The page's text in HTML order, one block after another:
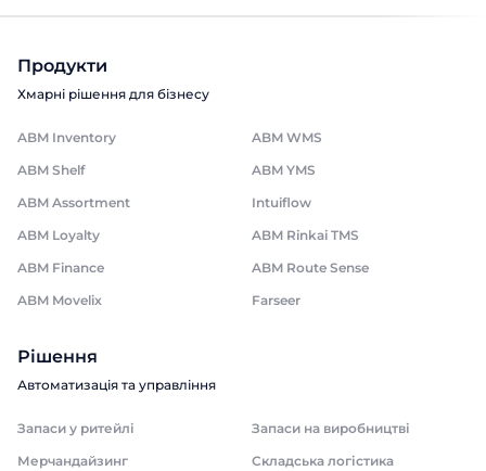
Продукти
Хмарні рішення для бізнесу
ABM Inventory
ABM WMS
ABM Shelf
ABM YMS
ABM Assortment
Intuiflow
ABM Loyalty
ABM Rinkai TMS
ABM Finance
ABM Route Sense
ABM Movelix
Farseer
Рішення
Автоматизація та управління
Запаси у ритейлі
Запаси на виробництві
Мерчандайзинг
Складська логістика